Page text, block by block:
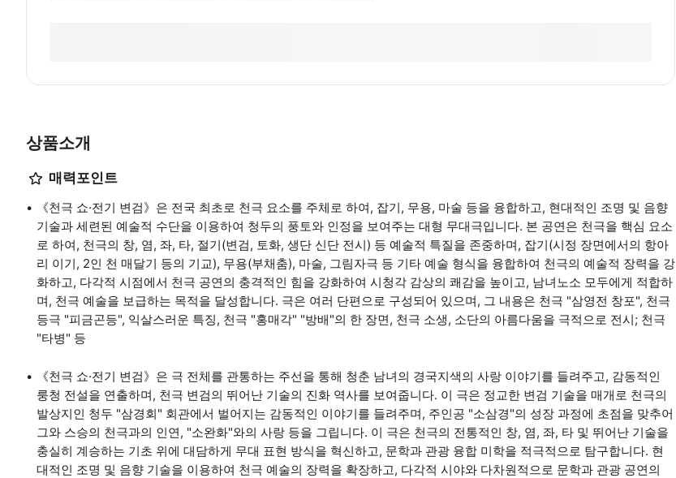
상품소개
매력포인트
《천극 쇼·전기 변검》은 전국 최초로 천극 요소를 주체로 하여, 잡기, 무용, 마술 등을 융합하고, 현대적인 조명 및 음향
기술과 세련된 예술적 수단을 이용하여 청두의 풍토와 인정을 보여주는 대형 무대극입니다. 본 공연은 천극을 핵심 요소
로 하여, 천극의 창, 염, 좌, 타, 절기(변검, 토화, 생단 신단 전시) 등 예술적 특질을 존중하며, 잡기(시정 장면에서의 항아
리 이기, 2인 천 매달기 등의 기교), 무용(부채춤), 마술, 그림자극 등 기타 예술 형식을 융합하여 천극의 예술적 장력을 강
화하고, 다각적 시점에서 천극 공연의 충격적인 힘을 강화하여 시청각 감상의 쾌감을 높이고, 남녀노소 모두에게 적합하
며, 천극 예술을 보급하는 목적을 달성합니다. 극은 여러 단편으로 구성되어 있으며, 그 내용은 천극 "삼영전 창포", 천극
등극 "피금곤등", 익살스러운 특징, 천극 "홍매각" "방배"의 한 장면, 천극 소생, 소단의 아름다움을 극적으로 전시; 천극
"타병" 등
《천극 쇼·전기 변검》은 극 전체를 관통하는 주선을 통해 청춘 남녀의 경국지색의 사랑 이야기를 들려주고, 감동적인
룽청 전설을 연출하며, 천극 변검의 뛰어난 기술의 진화 역사를 보여줍니다. 이 극은 정교한 변검 기술을 매개로 천극의
발상지인 청두 "삼경회" 회관에서 벌어지는 감동적인 이야기를 들려주며, 주인공 "소삼경"의 성장 과정에 초점을 맞추어
그와 스승의 천극과의 인연, "소완화"와의 사랑 등을 그립니다. 이 극은 천극의 전통적인 창, 염, 좌, 타 및 뛰어난 기술을
충실히 계승하는 기초 위에 대담하게 무대 표현 방식을 혁신하고, 문학과 관광 융합 미학을 적극적으로 탐구합니다. 현
대적인 조명 및 음향 기술을 이용하여 천극 예술의 장력을 확장하고, 다각적 시야와 다차원적으로 문학과 관광 공연의